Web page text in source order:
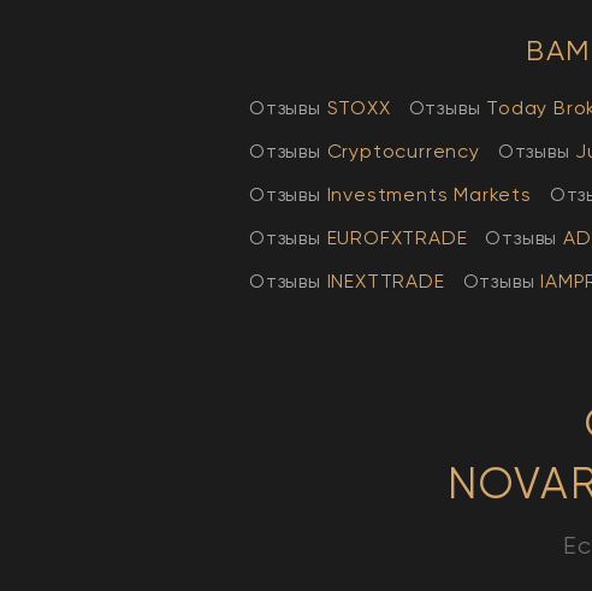
Отзывы STOXX Отзывы Today
Отзывы Cryptocurrency Отзывы
Отзывы Investments Markets
Отзывы EUROFXTRADE Отзывы
Отзывы INEXTTRADE Отзывы